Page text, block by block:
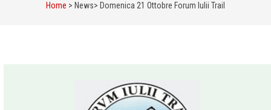
Home > News> Domenica 21 Ottobre Forum Iulii Trail